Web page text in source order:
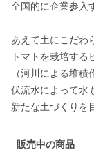
全国的に企業参入
あえて土にこだわ
トマトを栽培す
（河川による堆
伏流水によって水
新たな土づくりを
販売中の商品